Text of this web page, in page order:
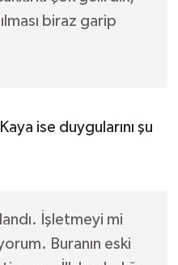
biraz garip
ise duygularını şu
İşletmeyi mi
Buranın eski